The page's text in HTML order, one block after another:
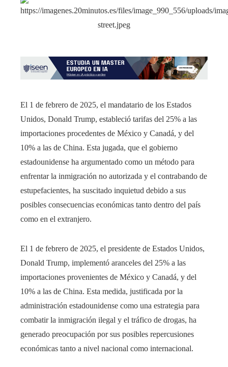
El 1 de febrero de 2025, el mandatario de los Estados
Unidos, Donald Trump, estableció tarifas del 25% a las
importaciones procedentes de México y Canadá, y del
10% a las de China. Esta jugada, que el gobierno
estadounidense ha argumentado como un método para
enfrentar la inmigración no autorizada y el contrabando de
estupefacientes, ha suscitado inquietud debido a sus
posibles consecuencias económicas tanto dentro del país
como en el extranjero.
El 1 de febrero de 2025, el presidente de Estados Unidos,
Donald Trump, implementó aranceles del 25% a las
importaciones provenientes de México y Canadá, y del
10% a las de China. Esta medida, justificada por la
administración estadounidense como una estrategia para
combatir la inmigración ilegal y el tráfico de drogas, ha
generado preocupación por sus posibles repercusiones
económicas tanto a nivel nacional como internacional.